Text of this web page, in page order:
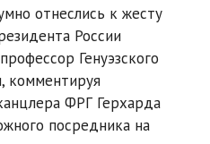
отнеслись к жесту
России
Генуэзского
комментируя
ФРГ Герхарда
посредника на